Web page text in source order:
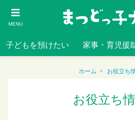
MENU
子どもを預けたい 家事・育児援
ホーム お役立ち
お役立ち